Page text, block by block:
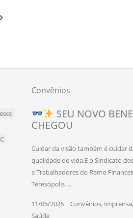
Convênios
SEU NOVO
CHEGOU
Cuidar da visão também é cuidar
qualidade de vida.E o Sindicato
e Trabalhadores do Ramo
Teresópolis …
11/05/2026 |Convênios, Imprensa,
Saúde
Novo convênio
bancários e bancárias
O Sindicato dos Bancários e
do Ramo Financeiro de
um novo convênio com o SEC
06/03/2026